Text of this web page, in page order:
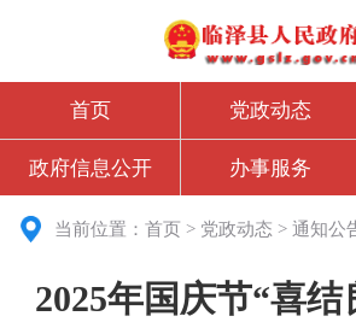
首页 党政动态
政府信息公开 办事服务
当前位置：首页 > 党政动态 >通知公
2025年国庆节“喜结